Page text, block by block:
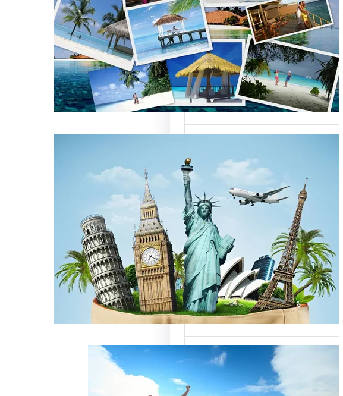
السياحة العالمية على
السوق
أسماء شركات السياحة
العالمية تعتبر من العناصر
الأساسية التي تؤثر…
تقدم شركات السياحة
بمصر خدمات متميزة
للسائحين الوافدين
شركات السياحة بمصر تقدم
خدمات متميزة للسائحين
الوافدين، حيث تعتبر…
تحسين خدمات رقم شركة